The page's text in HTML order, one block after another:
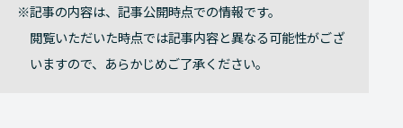
記事の内容は、記事公開時点での情報です。
閲覧いただいた時点では記事内容と異なる可能性がござ
いますので、あらかじめご了承ください。